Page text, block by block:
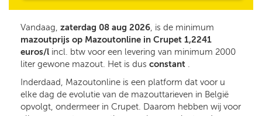
Vandaag, zaterdag 08 aug 2026, is de minimum
mazoutprijs op Mazoutonline in Crupet 1,2241
euros/l incl. btw voor een levering van minimum 2000
liter gewone mazout. Het is dus constant .
Inderdaad, Mazoutonline is een platform dat voor u
elke dag de evolutie van de mazouttarieven in België
opvolgt, ondermeer in Crupet. Daarom hebben wij voor